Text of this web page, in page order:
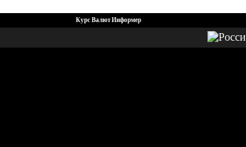
Курс Валют Информер